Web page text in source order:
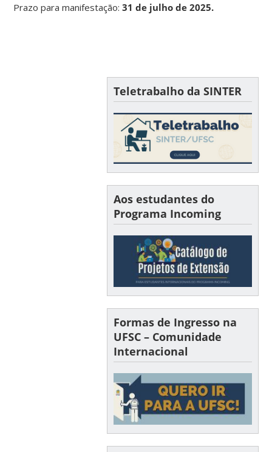
Prazo para manifestação:31 de julho de 2025.
Teletrabalho da SINTER
Aos estudantes do
Programa Incoming
Formas de Ingresso na
UFSC – Comunidade
Internacional